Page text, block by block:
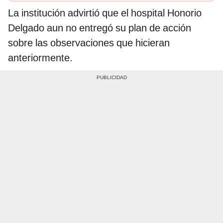
La institución advirtió que el hospital Honorio
Delgado aun no entregó su plan de acción
sobre las observaciones que hicieran
anteriormente.